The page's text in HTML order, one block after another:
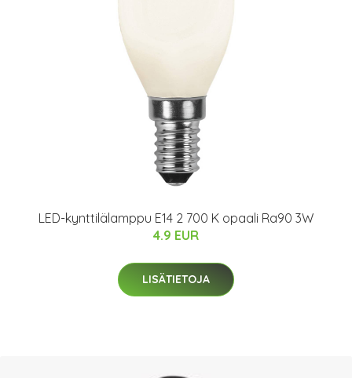
LED-kynttilälamppu E14 2 700 K opaali Ra90 3W
4.9 EUR
LISÄTIETOJA